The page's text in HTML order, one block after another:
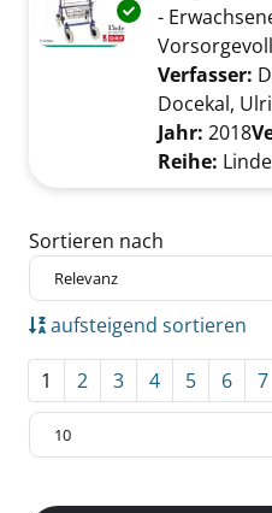
Exemplar-
-
Verfasser:
Docekal,
Jahr: 2018
Reihe:
Zu den Suchfiltern springen
Sortieren nach
aufsteigend sortieren
1 2 3 4 5 6 7